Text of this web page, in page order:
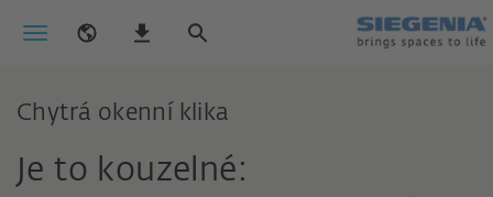
Chytrá okenní klika
Je to kouzelné: